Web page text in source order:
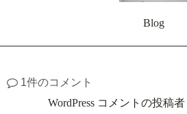
Blog
1件のコメント
WordPress コメントの投稿者